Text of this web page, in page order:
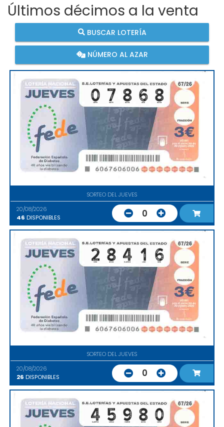
Últimos décimos a la venta
BUSCAR LOTERÍA
NÚMERO AL AZAR
SORTEO DEL JUEVES
20/08/2026
46 DISPONIBLES 0
SORTEO DEL JUEVES
20/08/2026
26 DISPONIBLES 0